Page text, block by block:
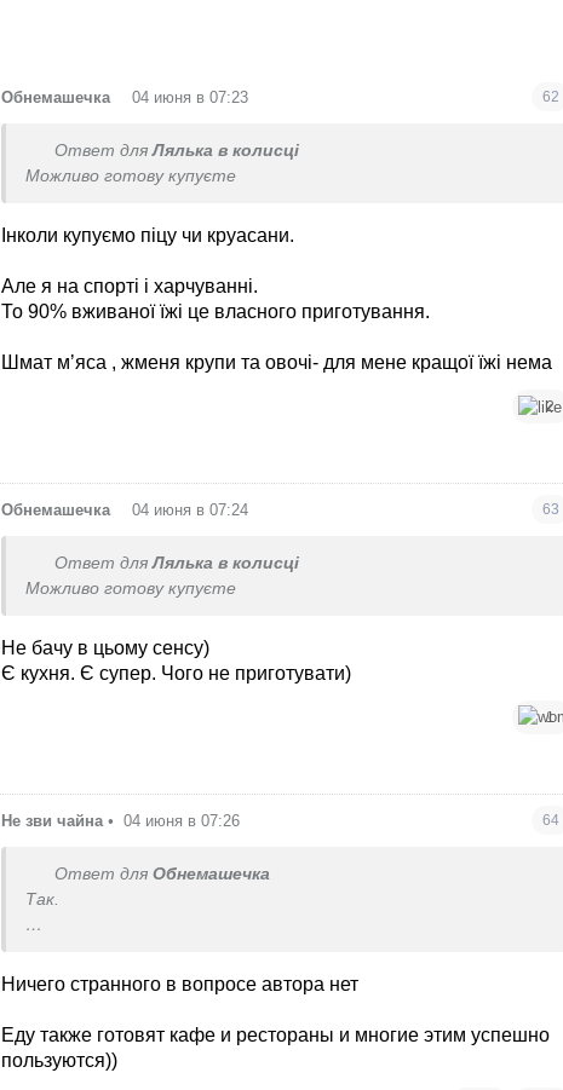
Обнемашечка 04 июня в 07:23 62
Ответ для Лялька в колисці
Можливо готову купуєте
Інколи купуємо піцу чи круасани.
Але я на спорті і харчуванні.
То 90% вживаної їжі це власного приготування.
Шмат мʼяса , жменя крупи та овочі- для мене кращої їжі нема
2
Обнемашечка 04 июня в 07:24 63
Ответ для Лялька в колисці
Можливо готову купуєте
Не бачу в цьому сенсу)
Є кухня. Є супер. Чого не приготувати)
1
Не зви чайна • 04 июня в 07:26 64
Ответ для Обнемашечка
Так.
Не розумію.
А хто мені має готувати? Кухарка?)
Ничего странного в вопросе автора нет
Еду также готовят кафе и рестораны и многие этим успешно
пользуются))